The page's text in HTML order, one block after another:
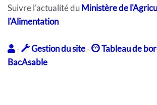
Suivre l'actualité duMinistère de
l'Alimentation
- Gestion du site- Tableau de
BacAsable